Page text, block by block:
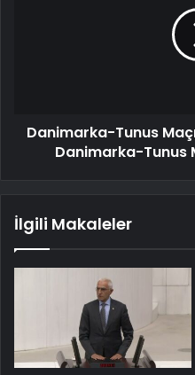
Danimarka-Tunus
Danimarka-Tunus
İlgili Makaleler